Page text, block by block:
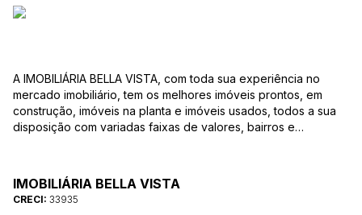
A IMOBILIÁRIA BELLA VISTA, com toda sua experiência no
mercado imobiliário, tem os melhores imóveis prontos, em
construção, imóveis na planta e imóveis usados, todos a sua
disposição com variadas faixas de valores, bairros e
ao CRECI-EE – estarão sempre prontos para responder-lhe
todas as suas dúvidas sobre casas, apartamentos, terrenos,
salas comerciais e outros produtos imobiliários.
IMOBILIÁRIA BELLA VISTA
CRECI: 33935